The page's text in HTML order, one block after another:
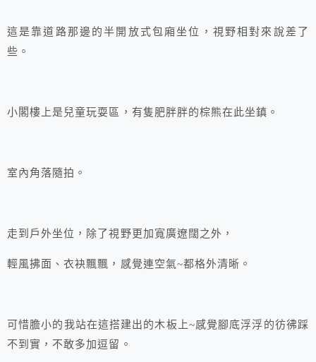
這是靠道路那邊的半開放式包廂坐位，視野相對來說差了
些。
小閣樓上是兒童玩耍區，有隻肥胖胖的棕熊在此坐鎮。
室內角落隨拍。
走到戶外坐位，除了視野更加寬廣遼闊之外，
輕風拂面、衣袂飄飄，感覺連空氣~都格外清晰。
可惜膽小的我站在這搭建出的木板上~感覺腳底浮浮的彷彿踩
不到實，不敢多加逗留。